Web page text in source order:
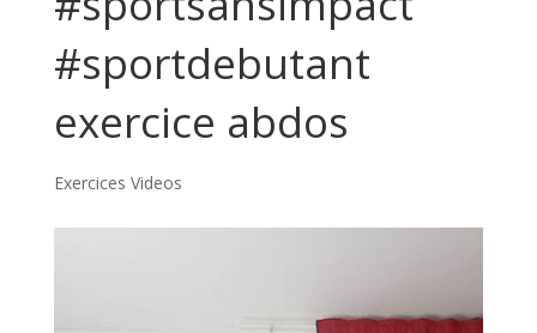
#sportdebutant
exercice abdos
Exercices Videos